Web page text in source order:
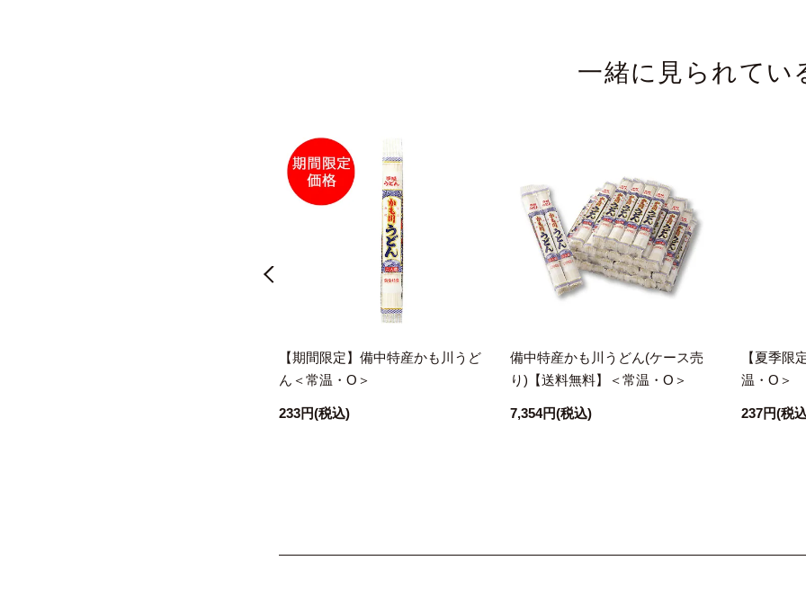
一緒に見られてい
【期間限定】備中特産かも川うど
ん＜常温・O＞
233円(税込)
備中特産かも川うどん(ケース売
り)【送料無料】＜常温・O＞
7,354円(税込)
【夏季限
温・O＞
237円(税